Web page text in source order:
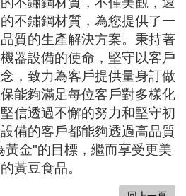
不鏽鋼材質，為您提供了一
質的生產解決方案。秉持著
器設備的使命，堅守以客戶
，致力為客戶提供量身訂做
能夠滿足每位客戶對多樣化
信透過不懈的努力和堅守初
備的客戶都能夠透過高品質
黃金"的目標，繼而享受更美
黃豆食品。